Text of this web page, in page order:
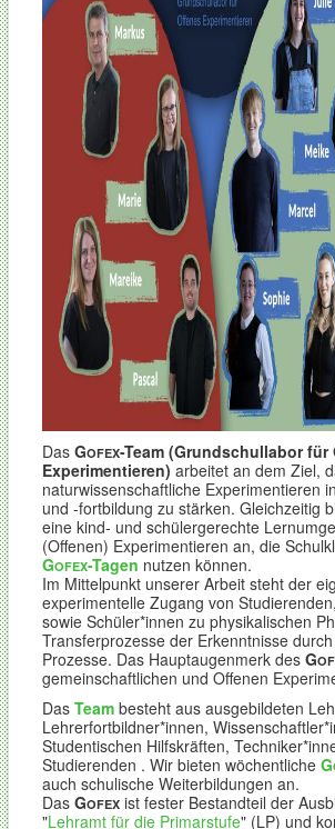
Das GOFEX-Team (Grundschullabor für
Experimentieren) arbeitet an dem Ziel,
naturwissenschaftliche Experimentieren
und -fortbildung zu stärken. Gleichzeitig
eine kind- und schülergerechte
(Offenen) Experimentieren an, die
GOFEX-Tagen nutzen können.
Im Mittelpunkt unserer Arbeit steht der
experimentelle Zugang von
sowie Schüler*innen zu physikalischen
Transferprozesse der Erkenntnisse
Prozesse. Das Hauptaugenmerk des G
gemeinschaftlichen und Offenen
Das Team besteht aus ausgebildeten
Lehrerfortbildner*innen,
Studentischen Hilfskräften,
Studierenden . Wir bieten wöchentliche G
auch schulische Weiterbildungen an.
Das GOFEX ist fester Bestandteil der
"Lehramt für die Primarstufe" (LP) und